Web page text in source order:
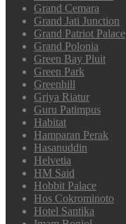
Grand Cemara
Grand Jati Junction
Grand Patriot Palace
Grand Polonia
Green Bay Pluit
Green Park
Greenhill
Griya Riatur
Guru Patimpus
Habitat
Hamparan Perak
Hasanuddin
Helvetia
HM Said
Hobbit Palace
Hos Cokrominoto
Hotel Santika